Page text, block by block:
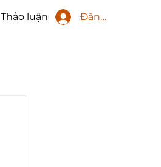
Thảo luận Đăng nhập